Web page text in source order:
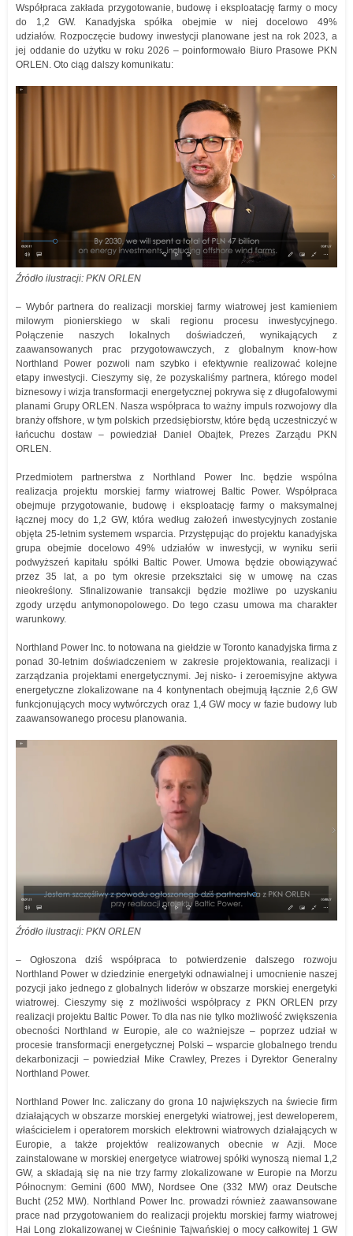
Współpraca zakłada przygotowanie, budowę i eksploatację farmy o mocy
do 1,2 GW. Kanadyjska spółka obejmie w niej docelowo 49%
udziałów. Rozpoczęcie budowy inwestycji planowane jest na rok 2023, a
jej oddanie do użytku w roku 2026 – poinformowało Biuro Prasowe PKN
ORLEN. Oto ciąg dalszy komunikatu:
Źródło ilustracji: PKN ORLEN
– Wybór partnera do realizacji morskiej farmy wiatrowej jest kamieniem
milowym pionierskiego w skali regionu procesu inwestycyjnego.
Połączenie naszych lokalnych doświadczeń, wynikających z
zaawansowanych prac przygotowawczych, z globalnym know-how
Northland Power pozwoli nam szybko i efektywnie realizować kolejne
etapy inwestycji. Cieszymy się, że pozyskaliśmy partnera, którego model
biznesowy i wizja transformacji energetycznej pokrywa się z długofalowymi
planami Grupy ORLEN. Nasza współpraca to ważny impuls rozwojowy dla
branży offshore, w tym polskich przedsiębiorstw, które będą uczestniczyć w
łańcuchu dostaw – powiedział Daniel Obajtek, Prezes Zarządu PKN
ORLEN.
Przedmiotem partnerstwa z Northland Power Inc. będzie wspólna
realizacja projektu morskiej farmy wiatrowej Baltic Power. Współpraca
obejmuje przygotowanie, budowę i eksploatację farmy o maksymalnej
łącznej mocy do 1,2 GW, która według założeń inwestycyjnych zostanie
objęta 25-letnim systemem wsparcia. Przystępując do projektu kanadyjska
grupa obejmie docelowo 49% udziałów w inwestycji, w wyniku serii
podwyższeń kapitału spółki Baltic Power. Umowa będzie obowiązywać
przez 35 lat, a po tym okresie przekształci się w umowę na czas
nieokreślony. Sfinalizowanie transakcji będzie możliwe po uzyskaniu
zgody urzędu antymonopolowego. Do tego czasu umowa ma charakter
warunkowy.
Northland Power Inc. to notowana na giełdzie w Toronto kanadyjska firma z
ponad 30-letnim doświadczeniem w zakresie projektowania, realizacji i
zarządzania projektami energetycznymi. Jej nisko- i zeroemisyjne aktywa
energetyczne zlokalizowane na 4 kontynentach obejmują łącznie 2,6 GW
funkcjonujących mocy wytwórczych oraz 1,4 GW mocy w fazie budowy lub
zaawansowanego procesu planowania.
Źródło ilustracji: PKN ORLEN
– Ogłoszona dziś współpraca to potwierdzenie dalszego rozwoju
Northland Power w dziedzinie energetyki odnawialnej i umocnienie naszej
pozycji jako jednego z globalnych liderów w obszarze morskiej energetyki
wiatrowej. Cieszymy się z możliwości współpracy z PKN ORLEN przy
realizacji projektu Baltic Power. To dla nas nie tylko możliwość zwiększenia
obecności Northland w Europie, ale co ważniejsze – poprzez udział w
procesie transformacji energetycznej Polski – wsparcie globalnego trendu
dekarbonizacji – powiedział Mike Crawley, Prezes i Dyrektor Generalny
Northland Power.
Northland Power Inc. zaliczany do grona 10 największych na świecie firm
działających w obszarze morskiej energetyki wiatrowej, jest deweloperem,
właścicielem i operatorem morskich elektrowni wiatrowych działających w
Europie, a także projektów realizowanych obecnie w Azji. Moce
zainstalowane w morskiej energetyce wiatrowej spółki wynoszą niemal 1,2
GW, a składają się na nie trzy farmy zlokalizowane w Europie na Morzu
Północnym: Gemini (600 MW), Nordsee One (332 MW) oraz Deutsche
Bucht (252 MW). Northland Power Inc. prowadzi również zaawansowane
prace nad przygotowaniem do realizacji projektu morskiej farmy wiatrowej
Hai Long zlokalizowanej w Cieśninie Tajwańskiej o mocy całkowitej 1 GW